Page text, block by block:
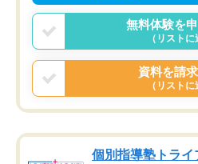
無料体験を
（リストに
資料を請
（リストに
個別指導塾トライ